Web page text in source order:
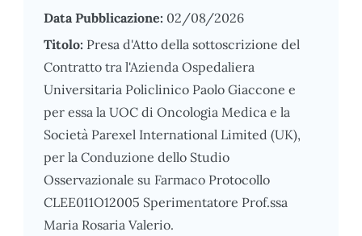
Data Pubblicazione: 02/08/2026
Titolo: Presa d'Atto della sottoscrizione del
Contratto tra l'Azienda Ospedaliera
Universitaria Policlinico Paolo Giaccone e
per essa la UOC di Oncologia Medica e la
Società Parexel International Limited (UK),
per la Conduzione dello Studio
Osservazionale su Farmaco Protocollo
CLEE011O12005 Sperimentatore Prof.ssa
Maria Rosaria Valerio.